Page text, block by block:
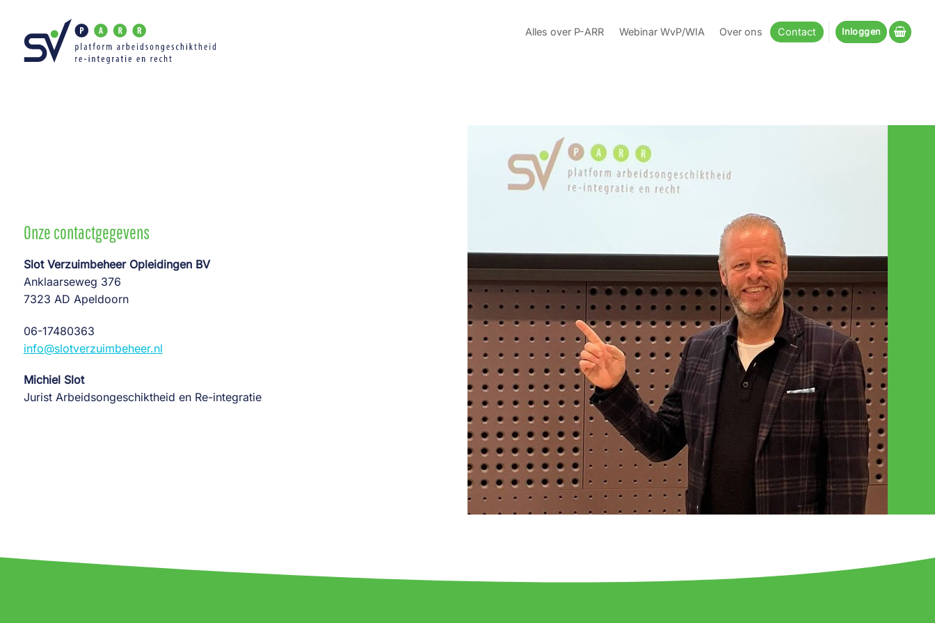
inhoud
Alles over P-ARR Webinar WvP/WIA Over ons Contact Inloggen
Onze contactgegevens
Slot Verzuimbeheer Opleidingen BV
Anklaarseweg 376
7323 AD Apeldoorn
06-17480363
info@slotverzuimbeheer.nl
Michiel Slot
Jurist Arbeidsongeschiktheid en Re-integratie